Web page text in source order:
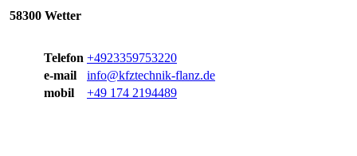
58300 Wetter
Telefon +4923359753220
e-mail
info@kfztechnik-flanz.de
mobil
+49 174 2194489